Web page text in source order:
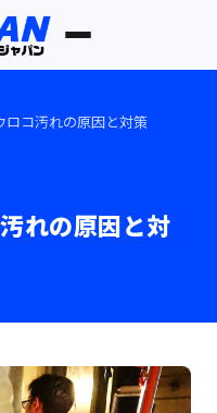
ロコ汚れの原因と対策
れの原因と対